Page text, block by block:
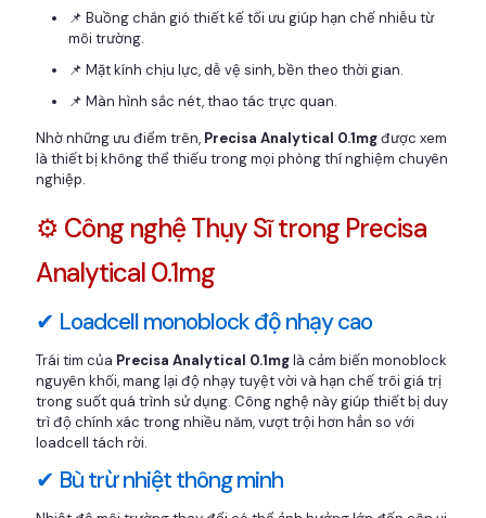
📌 Buồng chắn gió thiết kế tối ưu giúp hạn chế nhiễu từ
môi trường.
📌 Mặt kính chịu lực, dễ vệ sinh, bền theo thời gian.
📌 Màn hình sắc nét, thao tác trực quan.
Nhờ những ưu điểm trên, Precisa Analytical 0.1mgđược xem
là thiết bị không thể thiếu trong mọi phòng thí nghiệm chuyên
nghiệp.
⚙️ Công nghệ Thụy Sĩ trong Precisa
Analytical 0.1mg
✔ Loadcell monoblock độ nhạy cao
Trái tim của Precisa Analytical 0.1mglà cảm biến monoblock
nguyên khối, mang lại độ nhạy tuyệt vời và hạn chế trôi giá trị
trong suốt quá trình sử dụng. Công nghệ này giúp thiết bị duy
trì độ chính xác trong nhiều năm, vượt trội hơn hẳn so với
loadcell tách rời.
✔ Bù trừ nhiệt thông minh